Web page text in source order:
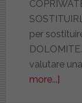
per
valutare
more...]